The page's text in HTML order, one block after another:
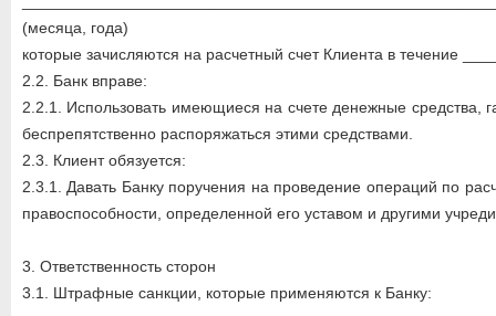
(месяца, года)
которые зачисляются на расчетный счет Клиента в течение
2.2. Банк вправе:
2.2.1. Использовать имеющиеся на счете денежные средства,
беспрепятственно распоряжаться этими средствами.
2.3. Клиент обязуется:
2.3.1. Давать Банку поручения на проведение операций по
правоспособности, определенной его уставом и другими
3. Ответственность сторон
3.1. Штрафные санкции, которые применяются к Банку: